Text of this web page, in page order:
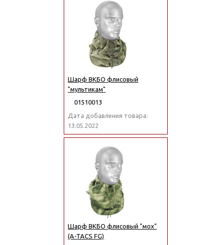
Шарф ВКБО флисовый
"мультикам"
01510013
Дата добавления товара:
13.05.2022
Шарф ВКБО флисовый "мох"
(A-TACS FG)